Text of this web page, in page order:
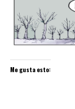
Me gusta esto: